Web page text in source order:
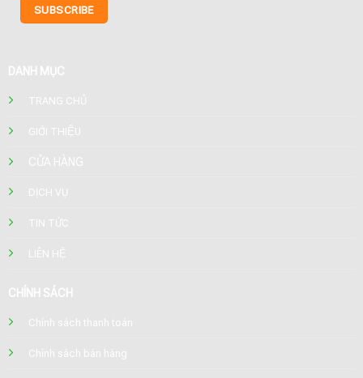
DANH MỤC
TRANG CHỦ
GIỚI THIỆU
CỬA HÀNG
DỊCH VỤ
TIN TỨC
LIÊN HỆ
CHÍNH SÁCH
Chính sách thanh toán
Chính sách bán hàng